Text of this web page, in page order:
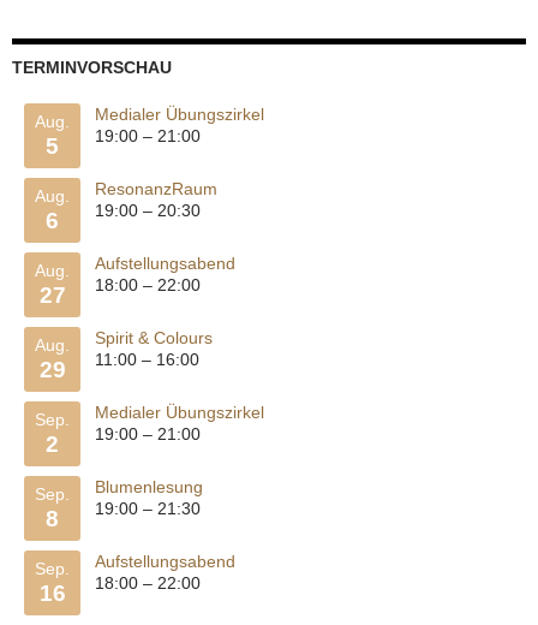
TERMINVORSCHAU
Aug.
5
Medialer Übungszirkel
19:00 – 21:00
Aug.
6
ResonanzRaum
19:00 – 20:30
Aug.
27
Aufstellungsabend
18:00 – 22:00
Aug.
29
Spirit & Colours
11:00 – 16:00
Sep.
2
Medialer Übungszirkel
19:00 – 21:00
Sep.
8
Blumenlesung
19:00 – 21:30
Sep.
16
Aufstellungsabend
18:00 – 22:00